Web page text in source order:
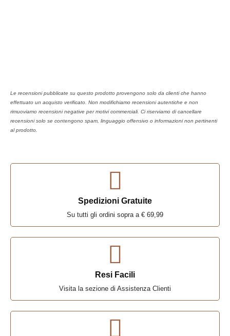
Le recensioni pubblicate su questo prodotto provengono solo da clienti che hanno
effettuato un acquisto verificato. Non modifichiamo recensioni autentiche e non
rimuoviamo recensioni negative per motivi commerciali. Ci riserviamo di cancellare
recensioni solo se contengono spam, linguaggio offensivo o informazioni non pertinenti
al prodotto.
Spedizioni Gratuite
Su tutti gli ordini sopra a € 69,99
Resi Facili
Visita la sezione di Assistenza Clienti